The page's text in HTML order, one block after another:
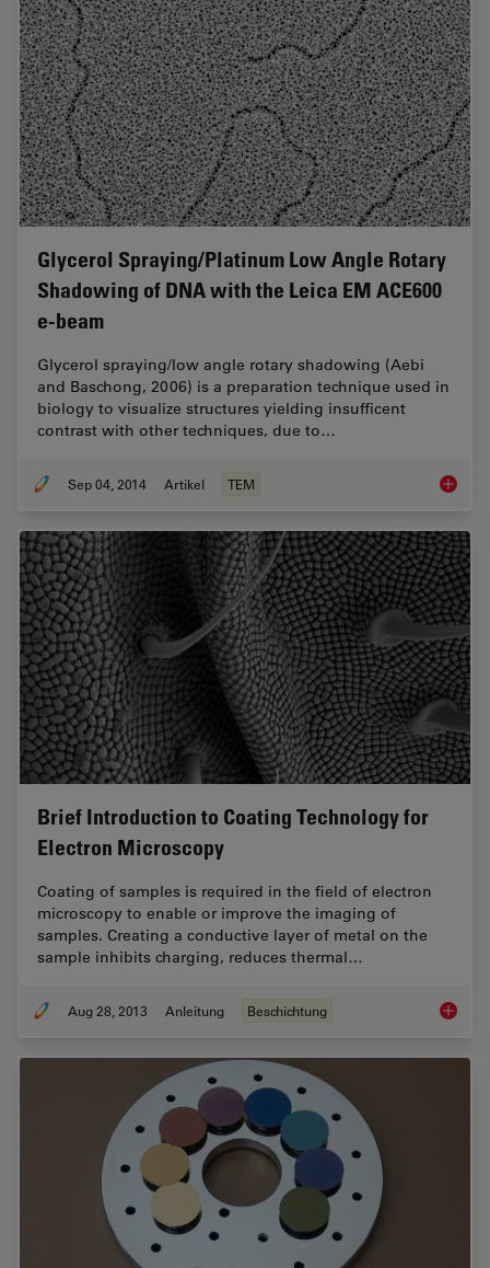
Glycerol Spraying/Platinum Low Angle Rotary
Shadowing of DNA with the Leica EM ACE600
e-beam
Glycerol spraying/low angle rotary shadowing (Aebi
and Baschong, 2006) is a preparation technique used in
biology to visualize structures yielding insufficent
contrast with other techniques, due to…
Sep 04, 2014 Artikel TEM
Brief Introduction to Coating Technology for
Electron Microscopy
Coating of samples is required in the field of electron
microscopy to enable or improve the imaging of
samples. Creating a conductive layer of metal on the
sample inhibits charging, reduces thermal…
Aug 28, 2013 Anleitung Beschichtung Brief